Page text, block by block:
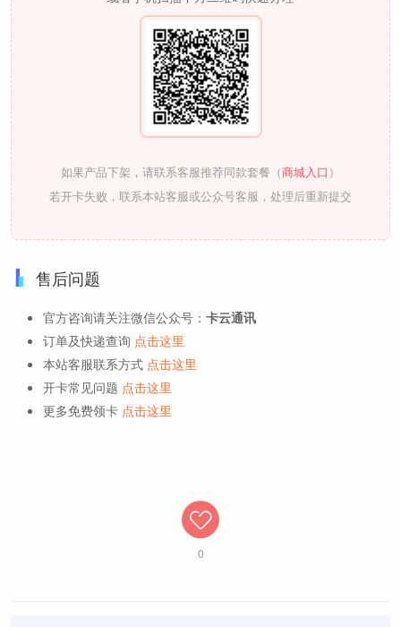
如果产品下架，请联系客服推荐同款套餐（商城入口 ）
若开卡失败，联系本站客服或公众号客服，处理后重新提交
售后问题
官方咨询请关注微信公众号： 卡云通讯
订单及快递查询 点击这里
本站客服联系方式 点击这里
开卡常见问题 点击这里
更多免费领卡 点击这里
0